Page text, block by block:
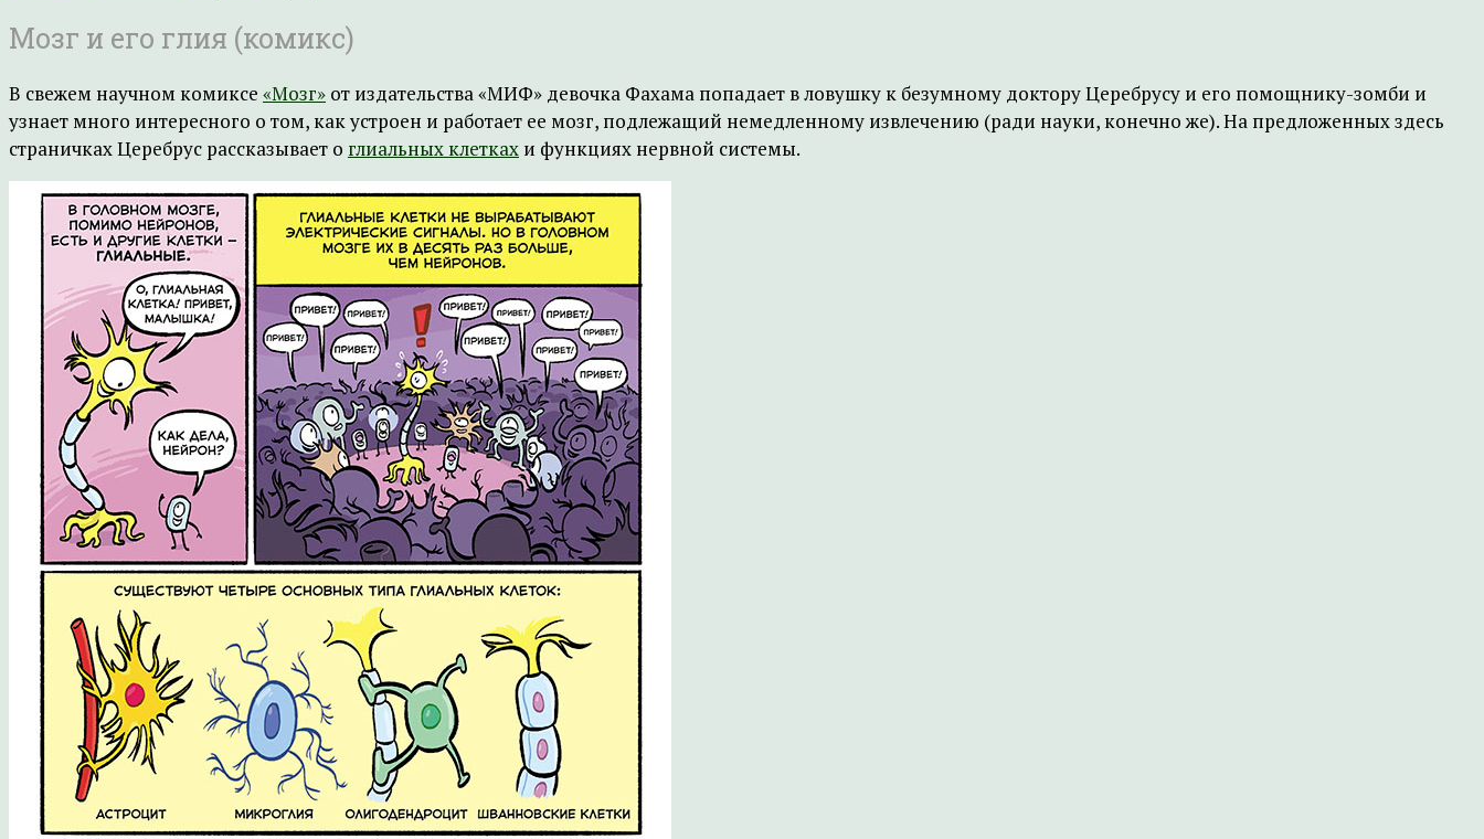
Мозг и его глия (комикс)
В свежем научном комиксе «Мозг» от издательства «МИФ» девочка Фахама попадает в ловушку к безумному доктору Церебрусу и его помощнику-зомби и
узнает много интересного о том, как устроен и работает ее мозг, подлежащий немедленному извлечению (ради науки, конечно же). На предложенных здесь
страничках Церебрус рассказывает о глиальных клетках и функциях нервной системы.